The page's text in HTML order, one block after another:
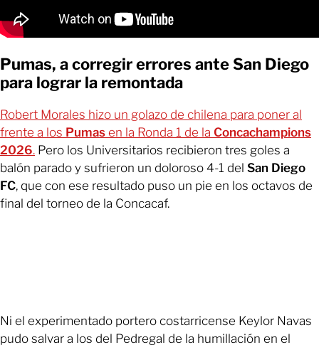
Pumas, a corregir errores ante San Diego
para lograr la remontada
Robert Morales hizo un golazo de chilena para poner al
frente a los Pumas en la Ronda 1 de la Concachampions
2026. Pero los Universitarios recibieron tres goles a
balón parado y sufrieron un doloroso 4-1 del San Diego
FC, que con ese resultado puso un pie en los octavos de
final del torneo de la Concacaf.
Ni el experimentado portero costarricense Keylor Navas
pudo salvar a los del Pedregal de la humillación en el